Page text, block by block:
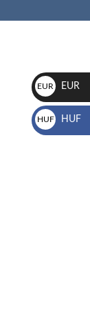
EUR
€
EUR
HUF
Ft
HUF